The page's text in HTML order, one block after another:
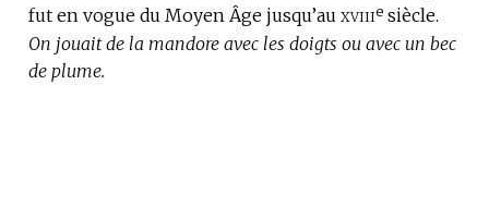
fut en vogue du Moyen Âge jusqu’au xviiie siècle.
On jouait de la mandore avec les doigts ou avec un bec
de plume.